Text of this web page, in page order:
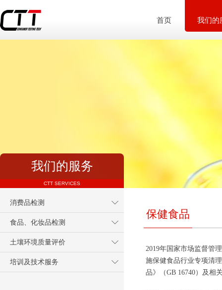
首页 我们的
我们的服务
CTT SERVICES
消费品检测
食品、化妆品检测
土壤环境质量评价
培训及技术服务
保健食品
2019年国家市场监督管
施保健食品行业专项清
品》（GB 16740）及相